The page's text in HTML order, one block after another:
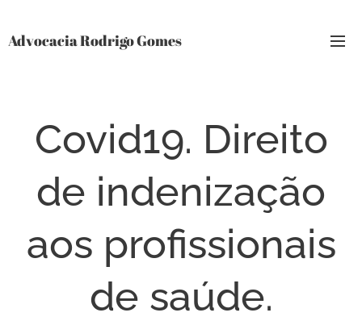
Advocacia Rodrigo Gomes
Covid19. Direito
de indenização
aos profissionais
de saúde.